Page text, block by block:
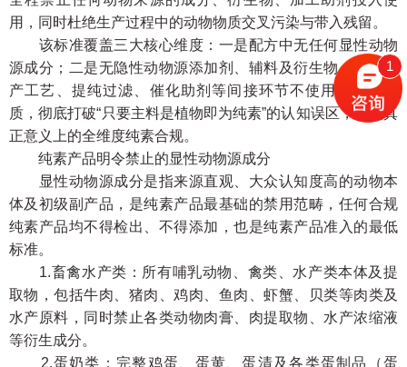
用，同时杜绝生产过程中的动物物质交叉污染与带入残留。
该标准覆盖三大核心维度：一是配方中无任何显性动物
源成分；二是无隐性动物源添加剂、辅料及衍生物；三是生
产工艺、提纯过滤、催化助剂等间接环节不使用动物源物
质，彻底打破“只要主料是植物即为纯素”的认知误区，实现真
正意义上的全维度纯素合规。
纯素产品明令禁止的显性动物源成分
显性动物源成分是指来源直观、大众认知度高的动物本
体及初级副产品，是纯素产品最基础的禁用范畴，任何合规
纯素产品均不得检出、不得添加，也是纯素产品准入的最低
标准。
1.畜禽水产类：所有哺乳动物、禽类、水产类本体及提
取物，包括牛肉、猪肉、鸡肉、鱼肉、虾蟹、贝类等肉类及
水产原料，同时禁止各类动物肉膏、肉提取物、水产浓缩液
等衍生成分。
2.蛋奶类：完整鸡蛋、蛋黄、蛋清及各类蛋制品（蛋
1